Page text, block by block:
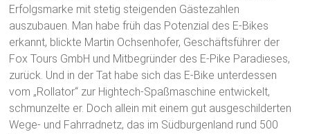
Erfolgsmarke mit stetig steigenden Gästezahlen
auszubauen. Man habe früh das Potenzial des E-Bikes
erkannt, blickte Martin Ochsenhofer, Geschäftsführer der
Fox Tours GmbH und Mitbegründer des E-Pike Paradieses,
zurück. Und in der Tat habe sich das E-Bike unterdessen
vom „Rollator“ zur Hightech-Spaßmaschine entwickelt,
schmunzelte er. Doch allein mit einem gut ausgeschilderten
Wege- und Fahrradnetz, das im Südburgenland rund 500